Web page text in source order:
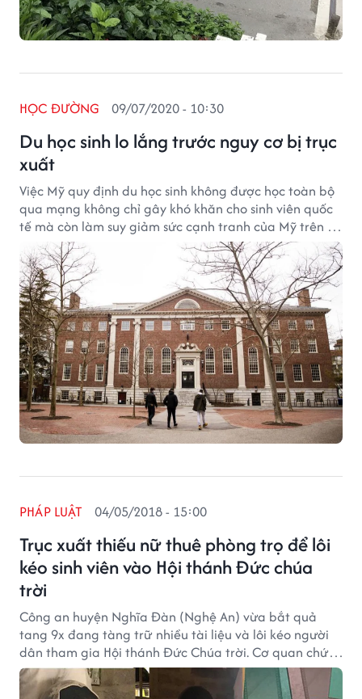
Du học sinh lo lắng trước nguy cơ bị trục
xuất
HỌC ĐƯỜNG 09/07/2020 - 10:30
Việc Mỹ quy định du học sinh không được học toàn bộ
qua mạng không chỉ gây khó khăn cho sinh viên quốc
tế mà còn làm suy giảm sức cạnh tranh của Mỹ trên thị
trường du học sôi động.
Trục xuất thiếu nữ thuê phòng trọ để lôi
kéo sinh viên vào Hội thánh Đức chúa
trời
PHÁP LUẬT 04/05/2018 - 15:00
Công an huyện Nghĩa Đàn (Nghệ An) vừa bắt quả
tang 9x đang tàng trữ nhiều tài liệu và lôi kéo người
dân tham gia Hội thánh Đức Chúa trời. Cơ quan chức
năng đã trục xuất người này ra khỏi địa bàn.